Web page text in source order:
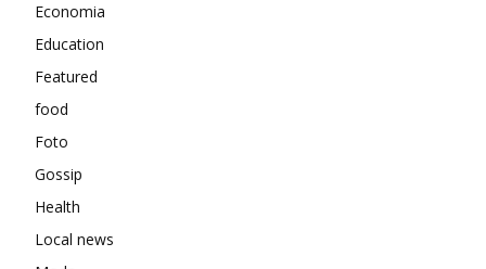
Economia
Education
Featured
food
Foto
Gossip
Health
Local news